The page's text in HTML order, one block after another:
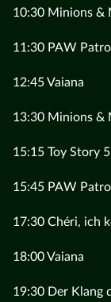
10:30 Minions &
11:30 PAW
12:45 Vaiana
13:30 Minions &
15:15 Toy Story 5
15:45 PAW
17:30 Chéri, ich
18:00 Vaiana
19:30 Der Klang